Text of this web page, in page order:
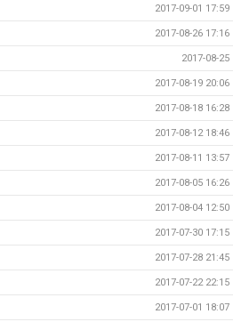
2017-09-01 17:59
2017-08-26 17:16
2017-08-25
2017-08-19 20:06
2017-08-18 16:28
2017-08-12 18:46
2017-08-11 13:57
2017-08-05 16:26
2017-08-04 12:50
2017-07-30 17:15
2017-07-28 21:45
2017-07-22 22:15
2017-07-01 18:07